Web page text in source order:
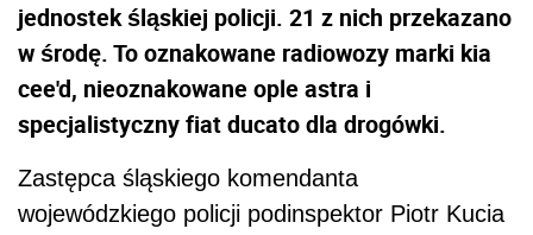
jednostek śląskiej policji. 21 z nich przekazano
w środę. To oznakowane radiowozy marki kia
cee'd, nieoznakowane ople astra i
specjalistyczny fiat ducato dla drogówki.
Zastępca śląskiego komendanta
wojewódzkiego policji podinspektor Piotr Kucia